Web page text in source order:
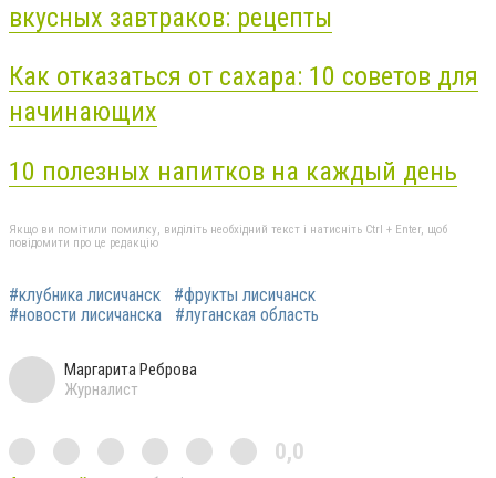
вкусных завтраков: рецепты
Как отказаться от сахара: 10 советов для
начинающих
10 полезных напитков на каждый день
Якщо ви помітили помилку, виділіть необхідний текст і натисніть Ctrl + Enter, щоб
повідомити про це редакцію
#клубника лисичанск
#фрукты лисичанск
#новости лисичанска
#луганская область
Маргарита Реброва
Журналист
0,0